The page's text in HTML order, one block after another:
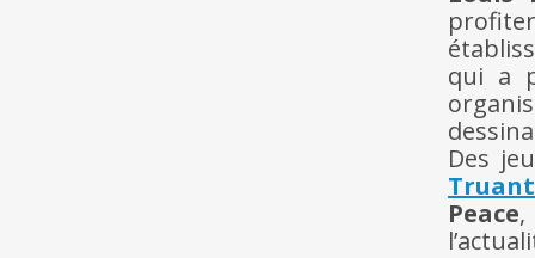
qui a
Des
Truant
Peace,